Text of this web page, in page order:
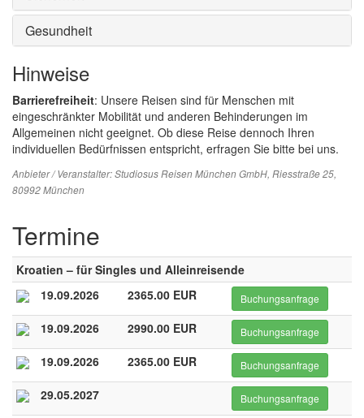
Gesundheit
Hinweise
Barrierefreiheit: Unsere Reisen sind für Menschen mit
eingeschränkter Mobilität und anderen Behinderungen im
Allgemeinen nicht geeignet. Ob diese Reise dennoch Ihren
individuellen Bedürfnissen entspricht, erfragen Sie bitte bei uns.
Anbieter / Veranstalter:Studiosus Reisen München GmbH, Riesstraße 25,
80992 München
Termine
Kroatien – für Singles und Alleinreisende
19.09.2026
2365.00 EUR Buchungsanfrage
19.09.2026 2990.00 EUR Buchungsanfrage
19.09.2026 2365.00 EUR Buchungsanfrage
29.05.2027 Buchungsanfrage